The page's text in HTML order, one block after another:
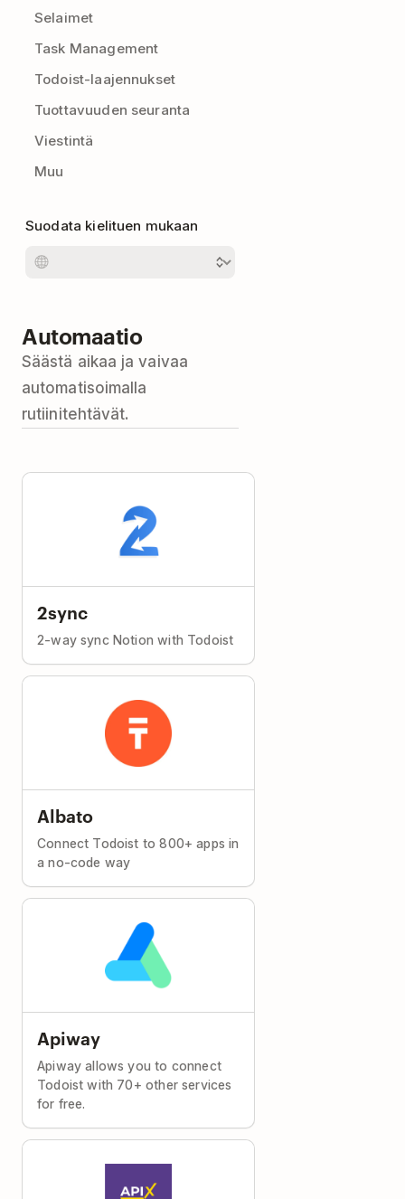
Selaimet
Task Management
Todoist-laajennukset
Tuottavuuden seuranta
Viestintä
Muu
Suodata kielituen mukaan
Automaatio
Säästä aikaa ja vaivaa
automatisoimalla
rutiinitehtävät.
2sync
2-way sync Notion with Todoist
Albato
Connect Todoist to 800+ apps in
a no-code way
Apiway
Apiway allows you to connect
Todoist with 70+ other services
for free.